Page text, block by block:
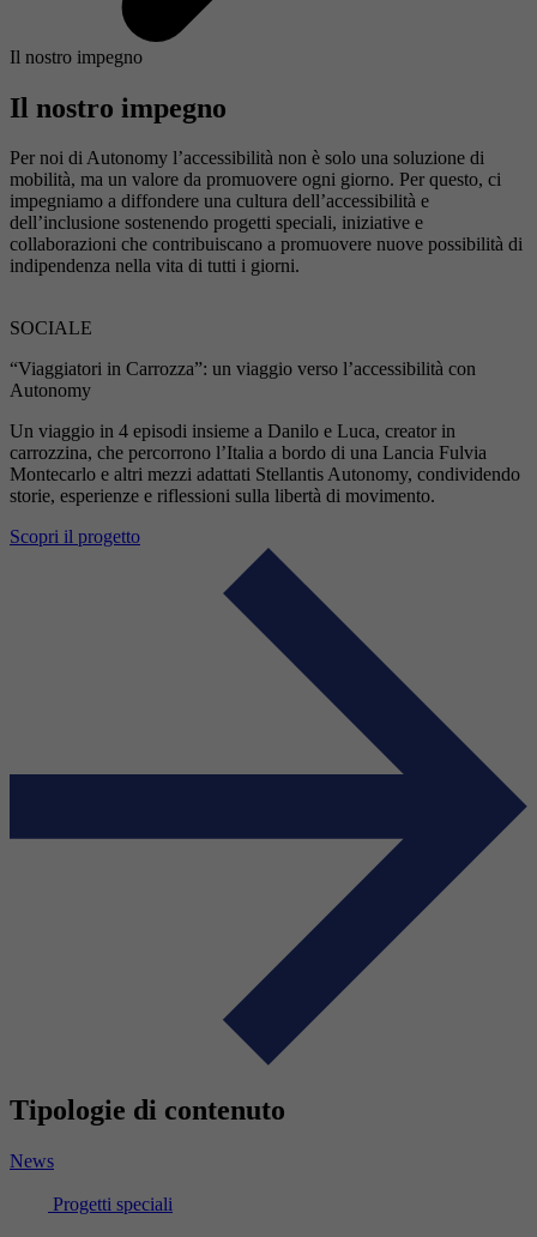
Il nostro impegno
Il nostro impegno
Per noi di Autonomy l’accessibilità non è solo una soluzione di
mobilità, ma un valore da promuovere ogni giorno. Per questo, ci
impegniamo a diffondere una cultura dell’accessibilità e
dell’inclusione sostenendo progetti speciali, iniziative e
collaborazioni che contribuiscano a promuovere nuove possibilità di
indipendenza nella vita di tutti i giorni.
SOCIALE
“Viaggiatori in Carrozza”: un viaggio verso l’accessibilità con
Autonomy
Un viaggio in 4 episodi insieme a Danilo e Luca, creator in
carrozzina, che percorrono l’Italia a bordo di una Lancia Fulvia
Montecarlo e altri mezzi adattati Stellantis Autonomy, condividendo
storie, esperienze e riflessioni sulla libertà di movimento.
Scopri il progetto
Tipologie di contenuto
News
Progetti speciali